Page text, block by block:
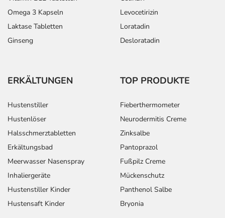
Omega 3 Kapseln
Laktase Tabletten
Ginseng
Levocetirizin
Loratadin
Desloratadin
ERKÄLTUNGEN
Hustenstiller
Hustenlöser
Halsschmerztabletten
Erkältungsbad
Meerwasser Nasenspray
Inhaliergeräte
Hustenstiller Kinder
Hustensaft Kinder
TOP PRODUKTE
Fieberthermometer
Neurodermitis Creme
Zinksalbe
Pantoprazol
Fußpilz Creme
Mückenschutz
Panthenol Salbe
Bryonia